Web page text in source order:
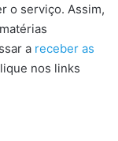
o serviço. Assim,
a receber as
nos links